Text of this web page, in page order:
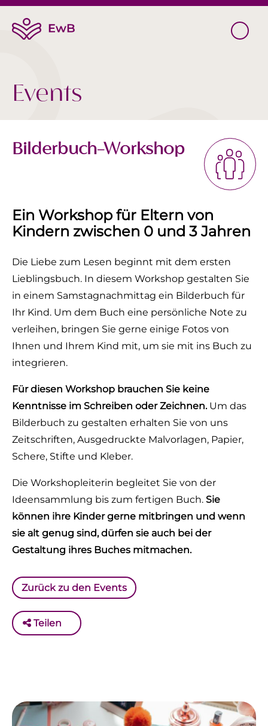
Events
Bilderbuch-Workshop
Ein Workshop für Eltern von
Kindern zwischen 0 und 3 Jahren
Die Liebe zum Lesen beginnt mit dem ersten
Lieblingsbuch. In diesem Workshop gestalten Sie
in einem Samstagnachmittag ein Bilderbuch für
Ihr Kind. Um dem Buch eine persönliche Note zu
verleihen, bringen Sie gerne einige Fotos von
Ihnen und Ihrem Kind mit, um sie mit ins Buch zu
integrieren.
Für diesen Workshop brauchen Sie keine
Kenntnisse im Schreiben oder Zeichnen.Um das
Bilderbuch zu gestalten erhalten Sie von uns
Zeitschriften, Ausgedruckte Malvorlagen, Papier,
Schere, Stifte und Kleber.
Die Workshopleiterin begleitet Sie von der
Ideensammlung bis zum fertigen Buch. Sie
können ihre Kinder gerne mitbringen und wenn
sie alt genug sind, dürfen sie auch bei der
Gestaltung ihres Buches mitmachen.
Zurück zu den Events
Teilen